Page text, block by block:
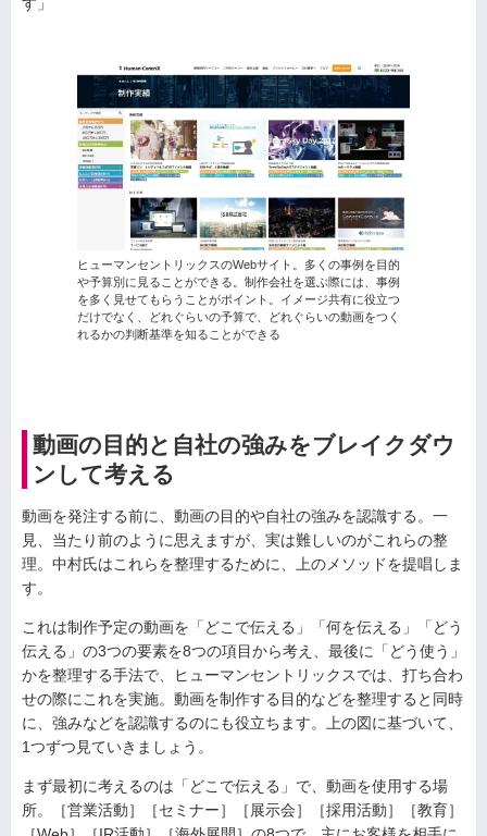
す」
ヒューマンセントリックスのWebサイト。多くの事例を目的
や予算別に見ることができる。制作会社を選ぶ際には、事例
を多く見せてもらうことがポイント。イメージ共有に役立つ
だけでなく、どれぐらいの予算で、どれぐらいの動画をつく
れるかの判断基準を知ることができる
動画の目的と自社の強みをブレイクダウ
ンして考える
動画を発注する前に、動画の目的や自社の強みを認識する。一
見、当たり前のように思えますが、実は難しいのがこれらの整
理。中村氏はこれらを整理するために、上のメソッドを提唱しま
す。
これは制作予定の動画を「どこで伝える」「何を伝える」「どう
伝える」の3つの要素を8つの項目から考え、最後に「どう使う」
かを整理する手法で、ヒューマンセントリックスでは、打ち合わ
せの際にこれを実施。動画を制作する目的などを整理すると同時
に、強みなどを認識するのにも役立ちます。上の図に基づいて、
1つずつ見ていきましょう。
まず最初に考えるのは「どこで伝える」で、動画を使用する場
所。［営業活動］［セミナー］［展示会］［採用活動］［教育］